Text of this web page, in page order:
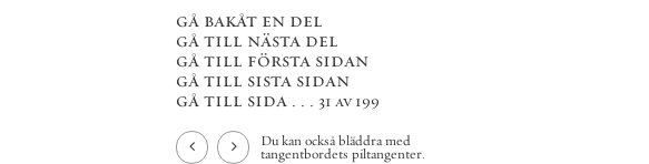
gå bakåt en del
gå till nästa del
gå till första sidan
gå till sista sidan
gå till sida . . . 31 av 199
Du kan också bläddra med
tangentbordets piltangenter.